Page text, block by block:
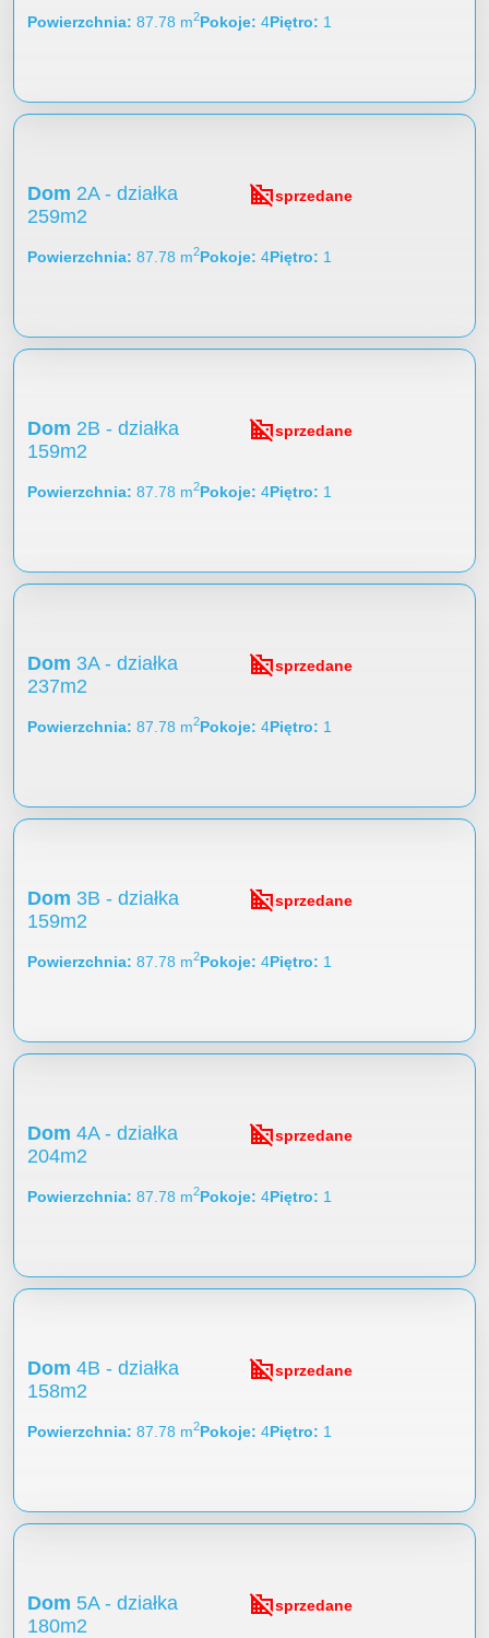
Powierzchnia 87.78 m2Pokoje 4Piętro 1
Dom 2A - działka
259m2
domain_disabledsprzedane
Powierzchnia 87.78 m2Pokoje 4Piętro 1
Dom 2B - działka
159m2
domain_disabledsprzedane
Powierzchnia 87.78 m2Pokoje 4Piętro 1
Dom 3A - działka
237m2
domain_disabledsprzedane
Powierzchnia 87.78 m2Pokoje 4Piętro 1
Dom 3B - działka
159m2
domain_disabledsprzedane
Powierzchnia 87.78 m2Pokoje 4Piętro 1
Dom 4A - działka
204m2
domain_disabledsprzedane
Powierzchnia 87.78 m2Pokoje 4Piętro 1
Dom 4B - działka
158m2
domain_disabledsprzedane
Powierzchnia 87.78 m2Pokoje 4Piętro 1
Dom 5A - działka
180m2
domain_disabledsprzedane